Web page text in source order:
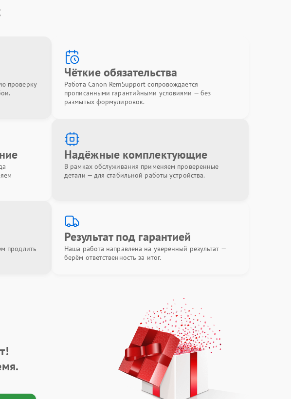
проверку
Чёткие обязательства
Работа Canon RemSupport сопровождается
прописанными гарантийными условиями — без
размытых формулировок.
Надёжные комплектующие
В рамках обслуживания применяем проверенные
детали — для стабильной работы устройства.
продлить
Результат под гарантией
Наша работа направлена на уверенный результат —
берём ответственность за итог.